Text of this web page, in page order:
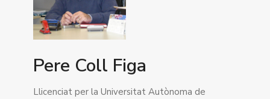
Pere Coll Figa
Llicenciat per la Universitat Autònoma de